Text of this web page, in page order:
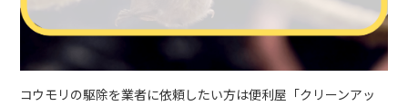
コウモリの駆除を業者に依頼したい方は便利屋「クリーンアッ